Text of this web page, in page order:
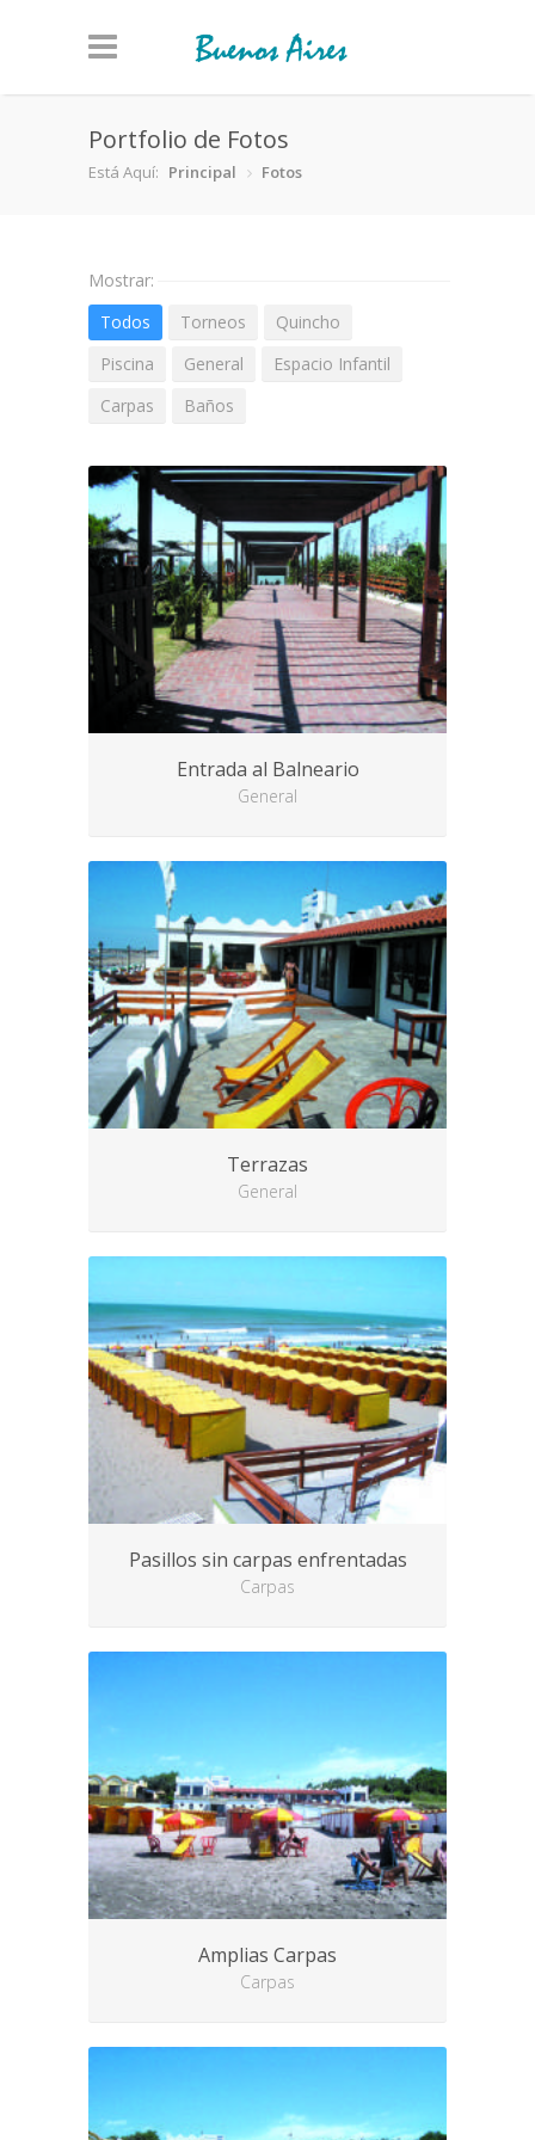
Portfolio de Fotos
Está Aquí: Principal Fotos
Mostrar:
Todos
Torneos
Quincho
Piscina
General
Espacio Infantil
Carpas
Baños
Entrada al Balneario
General
Terrazas
General
Pasillos sin carpas enfrentadas
Carpas
Amplias Carpas
Carpas